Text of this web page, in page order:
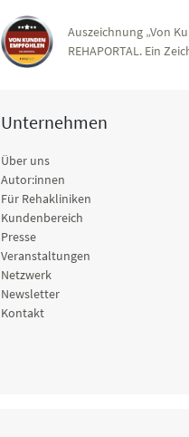
Auszeichnung „Von
REHAPORTAL. Ein
Unternehmen
Über uns
Autor:innen
Für Rehakliniken
Kundenbereich
Presse
Veranstaltungen
Netzwerk
Newsletter
Kontakt